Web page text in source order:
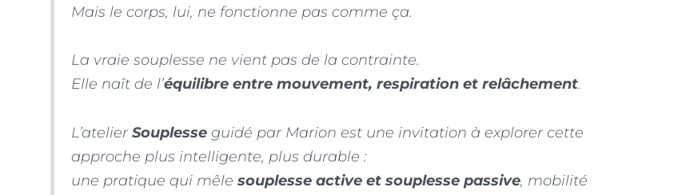
Mais le corps, lui, ne fonctionne pas comme ça.
La vraie souplesse ne vient pas de la contrainte.
Elle naît de l’équilibre entre mouvement, respiration et relâchement.
L’atelier Souplesseguidé par Marion est une invitation à explorer cette
approche plus intelligente, plus durable :
une pratique qui mêle souplesse active et souplesse passive, mobilité